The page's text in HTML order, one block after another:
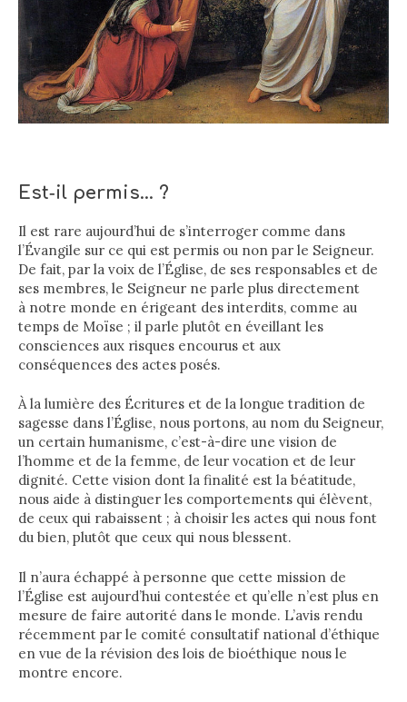
Est‐il permis… ?
Il est rare aujourd’hui de s’interroger comme dans
l’Évangile sur ce qui est permis ou non par le Seigneur.
De fait, par la voix de l’Église, de ses responsables et de
ses membres, le Seigneur ne parle plus directement
à notre monde en érigeant des interdits, comme au
temps de Moïse ; il parle plutôt en éveillant les
consciences aux risques encourus et aux
conséquences des actes posés.
À la lumière des Écritures et de la longue tradition de
sagesse dans l’Église, nous portons, au nom du Seigneur,
un certain humanisme, c’est-à-dire une vision de
l’homme et de la femme, de leur vocation et de leur
dignité. Cette vision dont la finalité est la béatitude,
nous aide à distinguer les comportements qui élèvent,
de ceux qui rabaissent ; à choisir les actes qui nous font
du bien, plutôt que ceux qui nous blessent.
Il n’aura échappé à personne que cette mission de
l’Église est aujourd’hui contestée et qu’elle n’est plus en
mesure de faire autorité dans le monde. L’avis rendu
récemment par le comité consultatif national d’éthique
en vue de la révision des lois de bioéthique nous le
montre encore.